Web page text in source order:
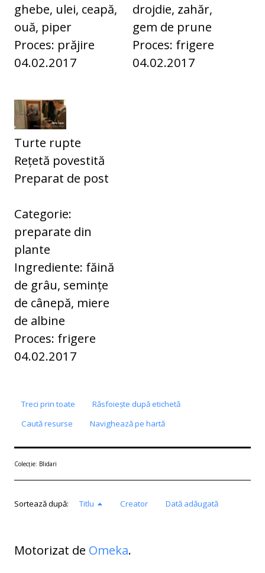
ghebe, ulei, ceapă,
ouă, piper
Proces: prăjire
04.02.2017
drojdie, zahăr,
gem de prune
Proces: frigere
04.02.2017
Turte rupte
Rețetă povestită
Preparat de post
Categorie:
preparate din
plante
Ingrediente: făină
de grâu, semințe
de cânepă, miere
de albine
Proces: frigere
04.02.2017
Treci prin toate
Răsfoiește după etichetă
Caută resurse
Navighează pe hartă
Colecție: Blidari
Sortează după: Titlu Creator Dată adăugată
Motorizat de Omeka.